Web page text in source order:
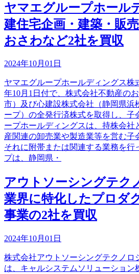
ヤマエグループホール
建住宅企画・建築・販
おさわなど2社を買収
2024年10月01日
ヤマエグループホールディングス株
年10月1日付で、株式会社不動産の
市）及び心建設株式会社（静岡県浜
ープ）の全発行済株式を取得し、子
ープホールディングスは、持株会社
産関連の卸売業や製造業等を営む子
それに附帯または関連する業務を行
プは、静岡県・
アウトソーシングテク
業界に特化したプロダ
事業の2社を買収
2024年10月01日
株式会社アウトソーシングテクノロ
は、キャルシステムソリューション